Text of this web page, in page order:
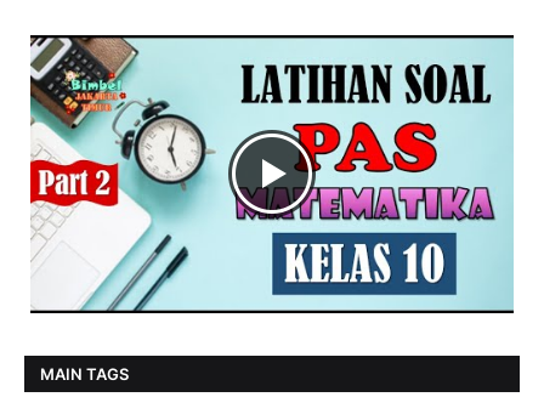
MAIN TAGS